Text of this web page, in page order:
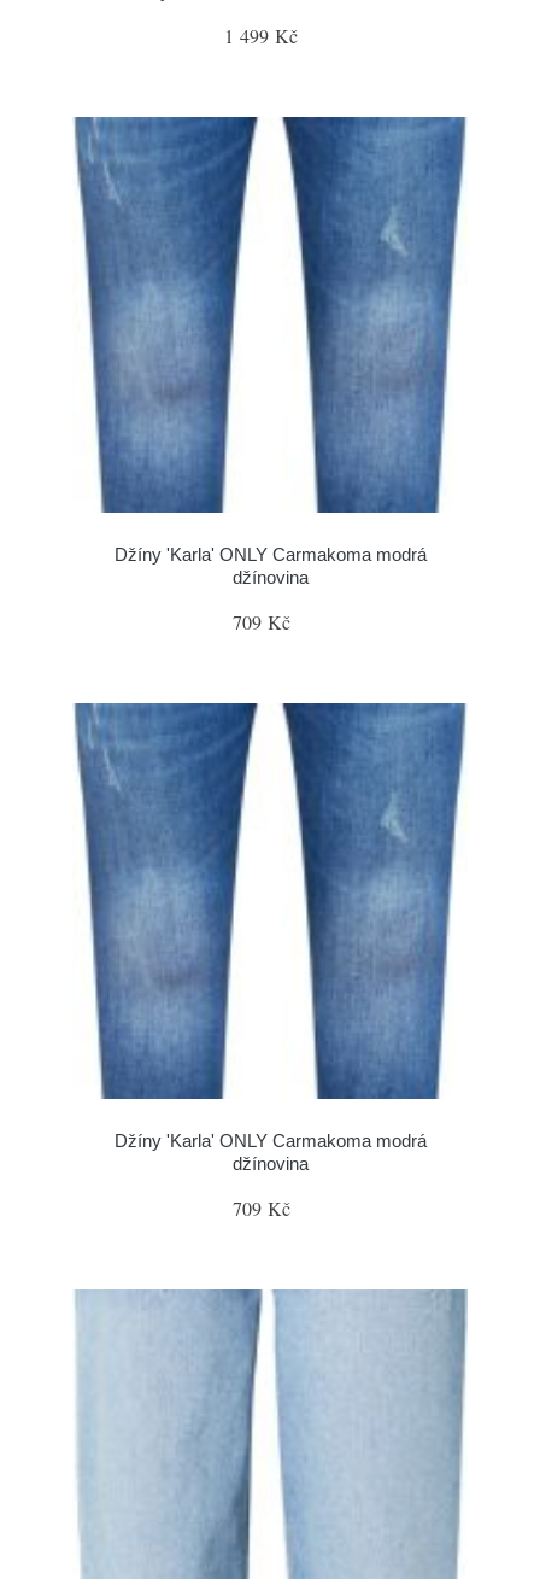
1 499 Kč
Džíny 'Karla' ONLY Carmakoma modrá
džínovina
709 Kč
Džíny 'Karla' ONLY Carmakoma modrá
džínovina
709 Kč